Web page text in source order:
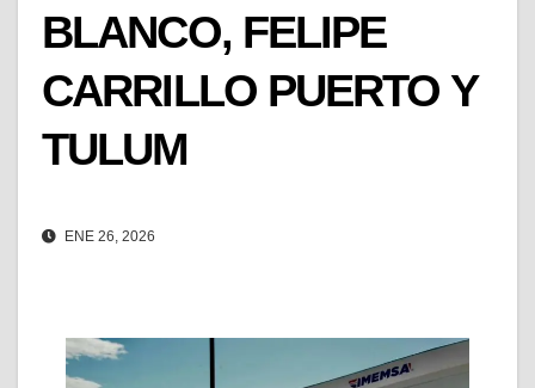
BLANCO, FELIPE
CARRILLO PUERTO Y
TULUM
ENE 26, 2026